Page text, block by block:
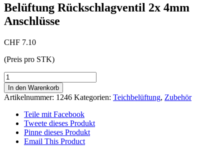
Belüftung Rückschlagventil 2x 4mm
Anschlüsse
CHF 7.10
(Preis pro STK)
Belüftung
Rückschlagventil
2x
4mm
Anschlüsse
Menge
In den Warenkorb
Artikelnummer: 1246 Kategorien: Teichbelüftung, Zubehör
Teile mit Facebook
Tweete dieses Produkt
Pinne dieses Produkt
Email This Product